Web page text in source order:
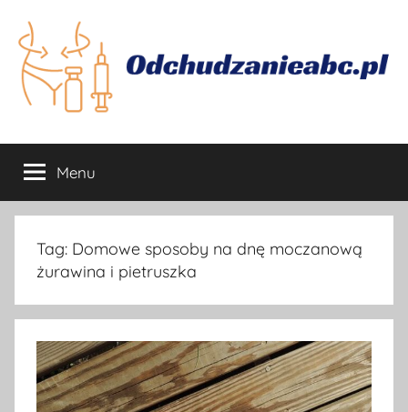
treści
Odchudzanie
się
odchudzać
Menu
Tag: Domowe sposoby na dnę moczanową
żurawina i pietruszka